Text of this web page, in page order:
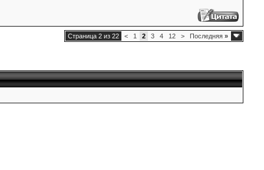
Страница 2 из 22 < 1 2 3 4 12 > Последняя »